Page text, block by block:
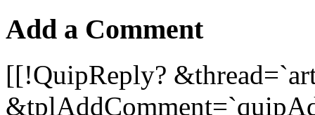
Add a Comment
[[!QuipReply?